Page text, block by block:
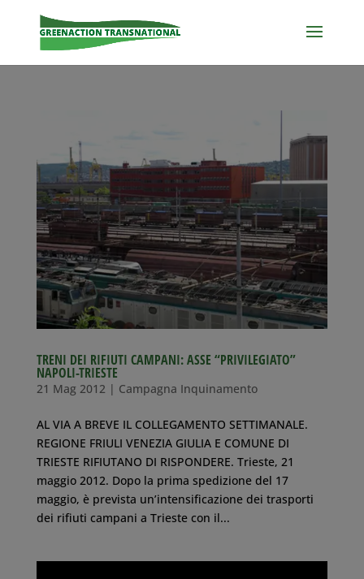
TRENI DEI RIFIUTI CAMPANI: ASSE “PRIVILEGIATO”
NAPOLI-TRIESTE
21 Mag 2012| Campagna Inquinamento
AL VIA A BREVE IL COLLEGAMENTO SETTIMANALE.
REGIONE FRIULI VENEZIA GIULIA E COMUNE DI
TRIESTE RIFIUTANO DI RISPONDERE. Trieste, 21
maggio 2012. Dopo la prima spedizione del 17
maggio, è prevista un’intensificazione dei trasporti
dei rifiuti campani a Trieste con il...